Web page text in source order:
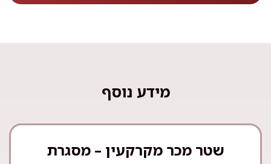
מידע נוסף
שטר מכר מקרקעין – מסגרת